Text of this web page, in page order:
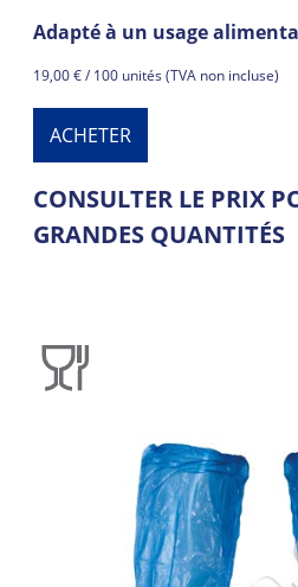
Adapté à un usage
19,00 € / 100 unités (TVA non incluse)
ACHETER
CONSULTER LE PRIX
GRANDES QUANTITÉS